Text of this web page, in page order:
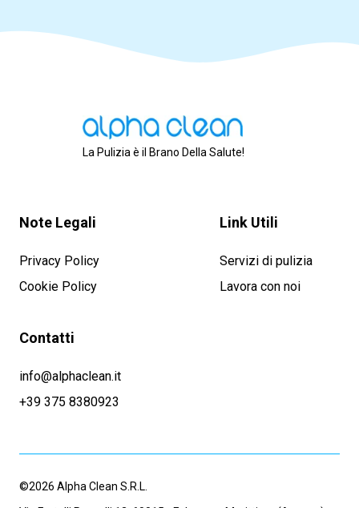
La Pulizia è il Brano Della Salute!
Note Legali
Privacy Policy
Cookie Policy
Link Utili
Servizi di pulizia
Lavora con noi
Contatti
info@alphaclean.it
+39 375 8380923
©2026 Alpha Clean S.R.L.